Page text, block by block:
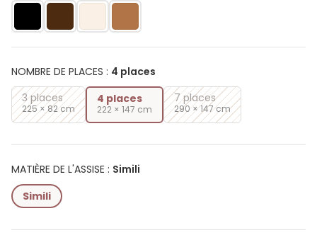
NOMBRE DE PLACES : 4 places
3 places
225 × 82 cm
4 places
222 × 147 cm
7 places
290 × 147 cm
MATIÈRE DE L'ASSISE : Simili
Simili